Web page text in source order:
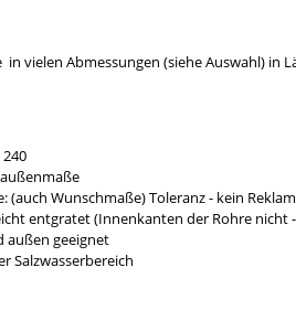
vielen Abmessungen (siehe Auswahl) in
(auch Wunschmaße) Toleranz - kein
entgratet (Innenkanten der Rohre nicht
außen geeignet
Salzwasserbereich